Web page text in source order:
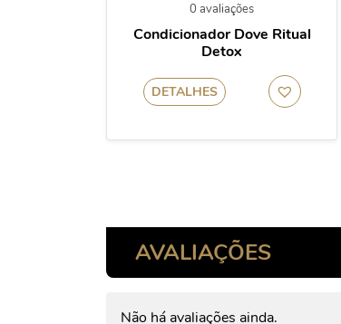
0 avaliações
Condicionador Dove Ritual
Detox
DETALHES
AVALIAÇÕES
Não há avaliações ainda.